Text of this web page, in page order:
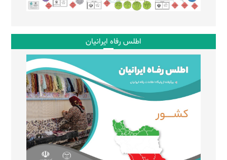
اطلس رفاه ایرانیان